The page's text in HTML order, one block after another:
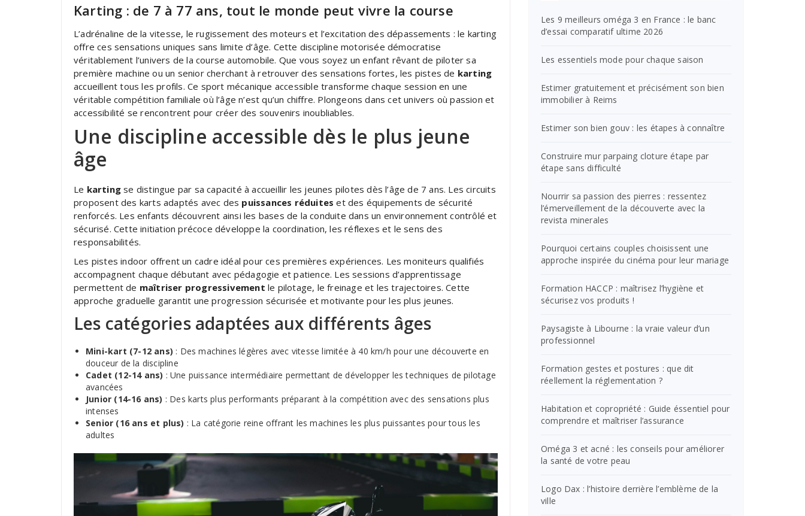
Karting : de 7 à 77 ans, tout le monde peut vivre la course
L’adrénaline de la vitesse, le rugissement des moteurs et l’excitation des dépassements : le karting
offre ces sensations uniques sans limite d’âge. Cette discipline motorisée démocratise
véritablement l’univers de la course automobile. Que vous soyez un enfant rêvant de piloter sa
première machine ou un senior cherchant à retrouver des sensations fortes, les pistes de karting
accueillent tous les profils. Ce sport mécanique accessible transforme chaque session en une
véritable compétition familiale où l’âge n’est qu’un chiffre. Plongeons dans cet univers où passion et
accessibilité se rencontrent pour créer des souvenirs inoubliables.
Une discipline accessible dès le plus jeune
âge
Le karting se distingue par sa capacité à accueillir les jeunes pilotes dès l’âge de 7 ans. Les circuits
proposent des karts adaptés avec des puissances réduites et des équipements de sécurité
renforcés. Les enfants découvrent ainsi les bases de la conduite dans un environnement contrôlé et
sécurisé. Cette initiation précoce développe la coordination, les réflexes et le sens des
responsabilités.
Les pistes indoor offrent un cadre idéal pour ces premières expériences. Les moniteurs qualifiés
accompagnent chaque débutant avec pédagogie et patience. Les sessions d’apprentissage
permettent de maîtriser progressivement le pilotage, le freinage et les trajectoires. Cette
approche graduelle garantit une progression sécurisée et motivante pour les plus jeunes.
Les catégories adaptées aux différents âges
Mini-kart (7-12 ans) : Des machines légères avec vitesse limitée à 40 km/h pour une découverte en
douceur de la discipline
Cadet (12-14 ans) : Une puissance intermédiaire permettant de développer les techniques de pilotage
avancées
Junior (14-16 ans) : Des karts plus performants préparant à la compétition avec des sensations plus
intenses
Senior (16 ans et plus) : La catégorie reine offrant les machines les plus puissantes pour tous les
adultes
Les 9 meilleurs oméga 3 en France : le banc
d’essai comparatif ultime 2026
Les essentiels mode pour chaque saison
Estimer gratuitement et précisément son bien
immobilier à Reims
Estimer son bien gouv : les étapes à connaître
Construire mur parpaing cloture étape par
étape sans difficulté
Nourrir sa passion des pierres : ressentez
l’émerveillement de la découverte avec la
revista minerales
Pourquoi certains couples choisissent une
approche inspirée du cinéma pour leur mariage
Formation HACCP : maîtrisez l’hygiène et
sécurisez vos produits !
Paysagiste à Libourne : la vraie valeur d’un
professionnel
Formation gestes et postures : que dit
réellement la réglementation ?
Habitation et copropriété : Guide éssentiel pour
comprendre et maîtriser l’assurance
Oméga 3 et acné : les conseils pour améliorer
la santé de votre peau
Logo Dax : l’histoire derrière l’emblème de la
ville